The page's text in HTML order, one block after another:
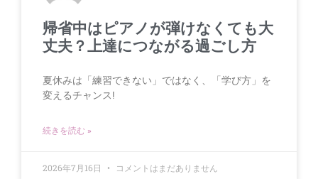
帰省中はピアノが弾けなくても大
丈夫？上達につながる過ごし方
夏休みは「練習できない」ではなく、「学び方」を
変えるチャンス!
続きを読む »
2026年7月16日 コメントはまだありません